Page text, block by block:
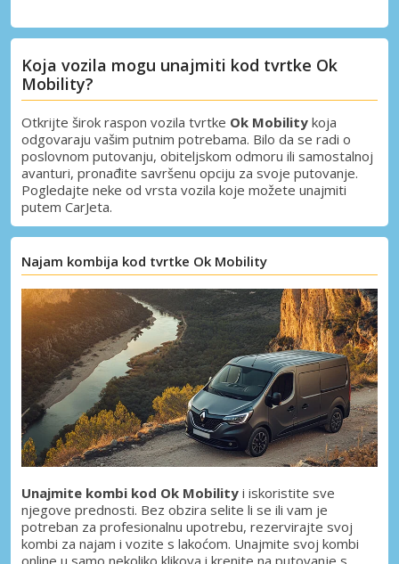
Koja vozila mogu unajmiti kod tvrtke Ok
Mobility?
Otkrijte širok raspon vozila tvrtke Ok Mobility koja
odgovaraju vašim putnim potrebama. Bilo da se radi o
poslovnom putovanju, obiteljskom odmoru ili samostalnoj
avanturi, pronađite savršenu opciju za svoje putovanje.
Pogledajte neke od vrsta vozila koje možete unajmiti
putem CarJeta.
Najam kombija kod tvrtke Ok Mobility
Unajmite kombi kod Ok Mobility i iskoristite sve
njegove prednosti. Bez obzira selite li se ili vam je
potreban za profesionalnu upotrebu, rezervirajte svoj
kombi za najam i vozite s lakoćom. Unajmite svoj kombi
online u samo nekoliko klikova i krenite na putovanje s